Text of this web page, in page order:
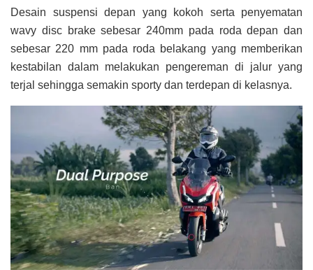
Desain suspensi depan yang kokoh serta penyematan
wavy disc brake sebesar 240mm pada roda depan dan
sebesar 220 mm pada roda belakang yang memberikan
kestabilan dalam melakukan pengereman di jalur yang
terjal sehingga semakin sporty dan terdepan di kelasnya.